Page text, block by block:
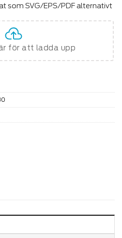
som SVG/EPS/PDF alternativt
för att ladda upp